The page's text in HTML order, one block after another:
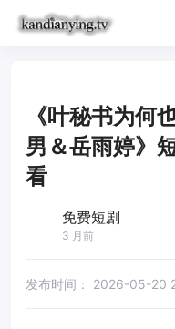
《叶秘书为何
男＆岳雨婷》
看
免费短剧
3 月前
发布时间： 2026-05-20